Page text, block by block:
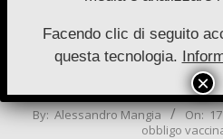
Se la fonte è il
giudice quando il
By: Alessandro Mangia On:
obbligo
Facendo clic di seguito
questa tecnologia.